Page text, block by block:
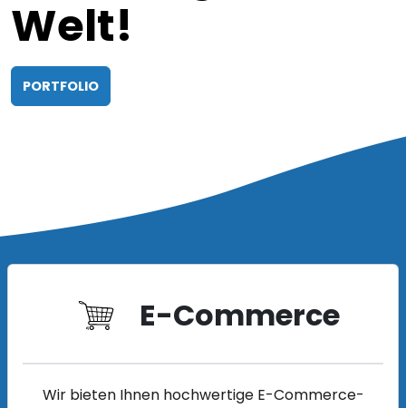
Welt!
PORTFOLIO
E-Commerce
Wir bieten Ihnen hochwertige E-Commerce-